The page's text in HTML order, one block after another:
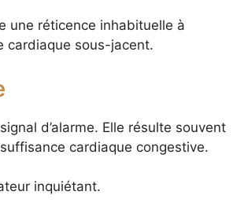
une réticence inhabituelle à
cardiaque sous-jacent.
d’alarme. Elle résulte souvent
cardiaque congestive.
inquiétant.